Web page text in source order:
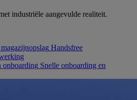
industriële aangevulde realiteit.
Handsfree
onboarding Snelle onboarding en